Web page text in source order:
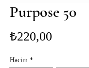
Purpose 50
₺220,00
Hacim *